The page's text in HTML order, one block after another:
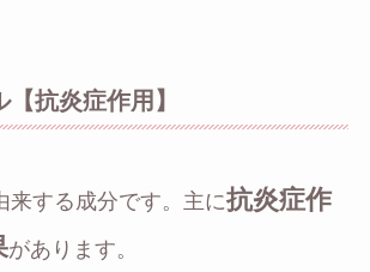
抗炎症作用】
来する成分です。主に抗炎症作
があります。